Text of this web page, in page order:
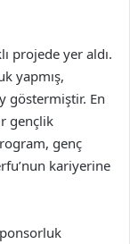
projede yer aldı.
yapmış,
göstermiştir. En
gençlik
genç
kariyerine